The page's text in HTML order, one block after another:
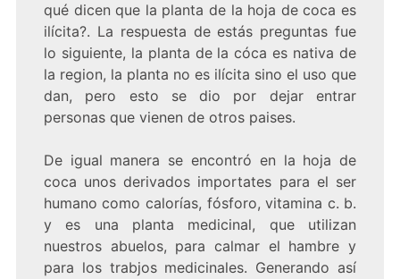
qué dicen que la planta de la hoja de coca es
ilícita?. La respuesta de estás preguntas fue
lo siguiente, la planta de la cóca es nativa de
la region, la planta no es ilícita sino el uso que
dan, pero esto se dio por dejar entrar
personas que vienen de otros paises.
De igual manera se encontró en la hoja de
coca unos derivados importates para el ser
humano como calorías, fósforo, vitamina c. b.
y es una planta medicinal, que utilizan
nuestros abuelos, para calmar el hambre y
para los trabjos medicinales. Generando así